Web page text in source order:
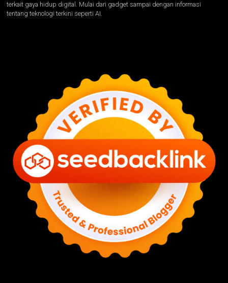
terkait gaya hidup digital. Mulai dari gadget sampai dengan informasi
tentang teknologi terkini seperti AI.